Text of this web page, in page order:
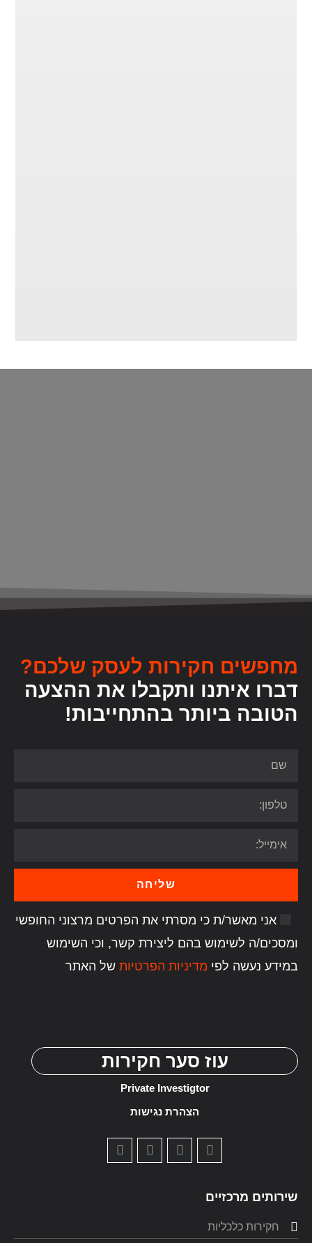
מחפשים חקירות לעסק שלכם?
דברו איתנו ותקבלו את ההצעה
הטובה ביותר בהתחייבות!
אני מאשר/ת כי מסרתי את הפרטים מרצוני החופשי
ומסכים/ה לשימוש בהם ליצירת קשר, וכי השימוש
במידע נעשה לפי מדיניות הפרטיות של האתר
שליחה
עוז סער חקירות
Private Investigtor
הצהרת נגישות
שירותים מרכזיים
חקירות כלכליות